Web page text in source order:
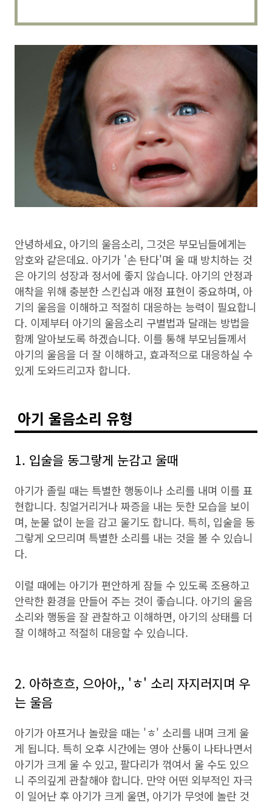
안녕하세요, 아기의 울음소리, 그것은 부모님들에게는
암호와 같은데요. 아기가 '손 탄다'며 울 때 방치하는 것
은 아기의 성장과 정서에 좋지 않습니다. 아기의 안정과
애착을 위해 충분한 스킨십과 애정 표현이 중요하며, 아
기의 울음을 이해하고 적절히 대응하는 능력이 필요합니
다. 이제부터 아기의 울음소리 구별법과 달래는 방법을
함께 알아보도록 하겠습니다. 이를 통해 부모님들께서
아기의 울음을 더 잘 이해하고, 효과적으로 대응하실 수
있게 도와드리고자 합니다.
아기 울음소리 유형
1. 입술을 동그랗게 눈감고 울때
아기가 졸릴 때는 특별한 행동이나 소리를 내며 이를 표
현합니다. 칭얼거리거나 짜증을 내는 듯한 모습을 보이
며, 눈물 없이 눈을 감고 울기도 합니다. 특히, 입술을 동
그랗게 오므리며 특별한 소리를 내는 것을 볼 수 있습니
다.
이럴 때에는 아기가 편안하게 잠들 수 있도록 조용하고
안락한 환경을 만들어 주는 것이 좋습니다. 아기의 울음
소리와 행동을 잘 관찰하고 이해하면, 아기의 상태를 더
잘 이해하고 적절히 대응할 수 있습니다.
2. 아하흐흐, 으아아,, 'ㅎ' 소리 자지러지며 우
는 울음
아기가 아프거나 놀랐을 때는 'ㅎ' 소리를 내며 크게 울
게 됩니다. 특히 오후 시간에는 영아 산통이 나타나면서
아기가 크게 울 수 있고, 팔다리가 꺾여서 울 수도 있으
니 주의깊게 관찰해야 합니다. 만약 어떤 외부적인 자극
이 일어난 후 아기가 크게 울면, 아기가 무엇에 놀란 것